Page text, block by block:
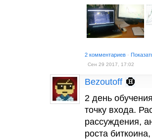
2 комментариев ·
Сен 29 2017, 17:02
Bezoutoff
2 день
точку входа.
рассуждения,
роста